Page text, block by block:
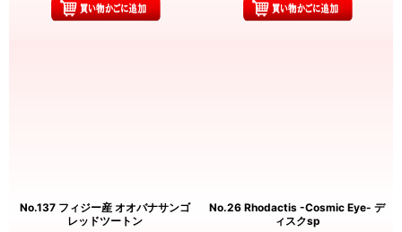
No.137 フィジー産 オオバナサンゴ
レッドツートン
No.26 Rhodactis -Cosmic Eye- デ
ィスクsp